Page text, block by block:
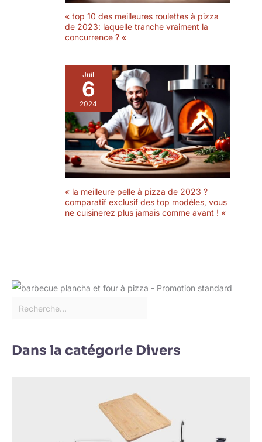
« top 10 des meilleures roulettes à pizza
de 2023: laquelle tranche vraiment la
concurrence ? «
Juil
6
2024
« la meilleure pelle à pizza de 2023 ?
comparatif exclusif des top modèles, vous
ne cuisinerez plus jamais comme avant ! «
Dans la catégorie Divers